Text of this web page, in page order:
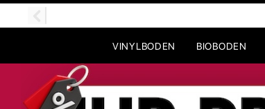
VINYLBODEN BIOBODEN